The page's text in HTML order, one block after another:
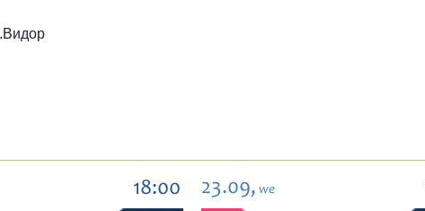
18:00 23.09, we